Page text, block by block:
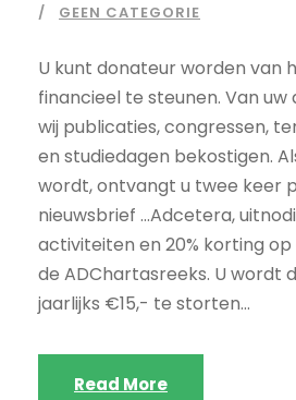
GEEN CATEGORIE
U kunt donateur worden van
financieel te steunen. Van uw
wij publicaties, congressen,
en studiedagen bekostigen.
wordt, ontvangt u twee keer
nieuwsbrief …Adcetera,
activiteiten en 20% korting
de ADChartasreeks. U wordt
jaarlijks €15,- te storten...
Read More